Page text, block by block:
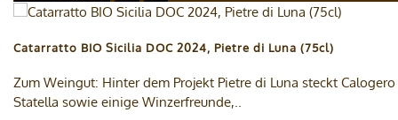
Catarratto BIO Sicilia DOC 2024, Pietre di Luna (75cl)
Zum Weingut: Hinter dem Projekt Pietre di Luna steckt Calogero
Statella sowie einige Winzerfreunde,..